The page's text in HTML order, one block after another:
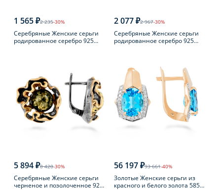
1 565 ₽2 235-30%
Серебряные Женские серьги
родированное серебро 925
2 077 ₽2 967-30%
Серебряные Женские серьги
родированное серебро 925
5 894 ₽8 420-30%
Серебряные Женские серьги
черненое и позолоченное 925
56 197 ₽93 661-40%
Золотые Женские серьги из
красного и белого золота 585